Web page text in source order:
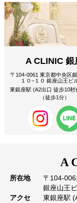
A CLINIC 銀
〒104-0061 東京都中央区
１０−１０ 銀座山王ビ
東銀座駅 (A2出口 徒歩10秒
（徒歩1分）
A
所在地
〒104-
銀座山王
アクセ
東銀座駅